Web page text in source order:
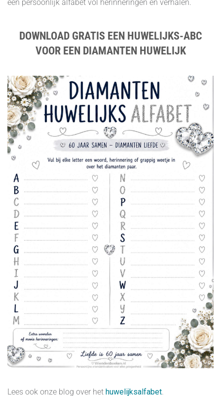
een persoonlijk alfabet vol herinneringen en verhalen.
DOWNLOAD GRATIS EEN HUWELIJKS-ABC
VOOR EEN DIAMANTEN HUWELIJK
Lees ook onze blog over het huwelijksalfabet.